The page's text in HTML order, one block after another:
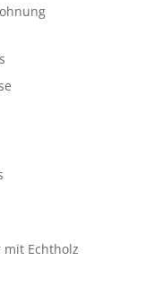
mit Echtholz